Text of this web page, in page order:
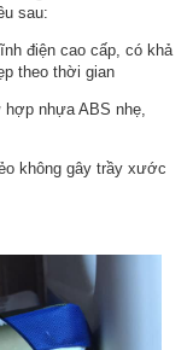
sau:
điện cao cấp, có khả
theo thời gian
nhựa ABS nhẹ,
không gây trầy xước